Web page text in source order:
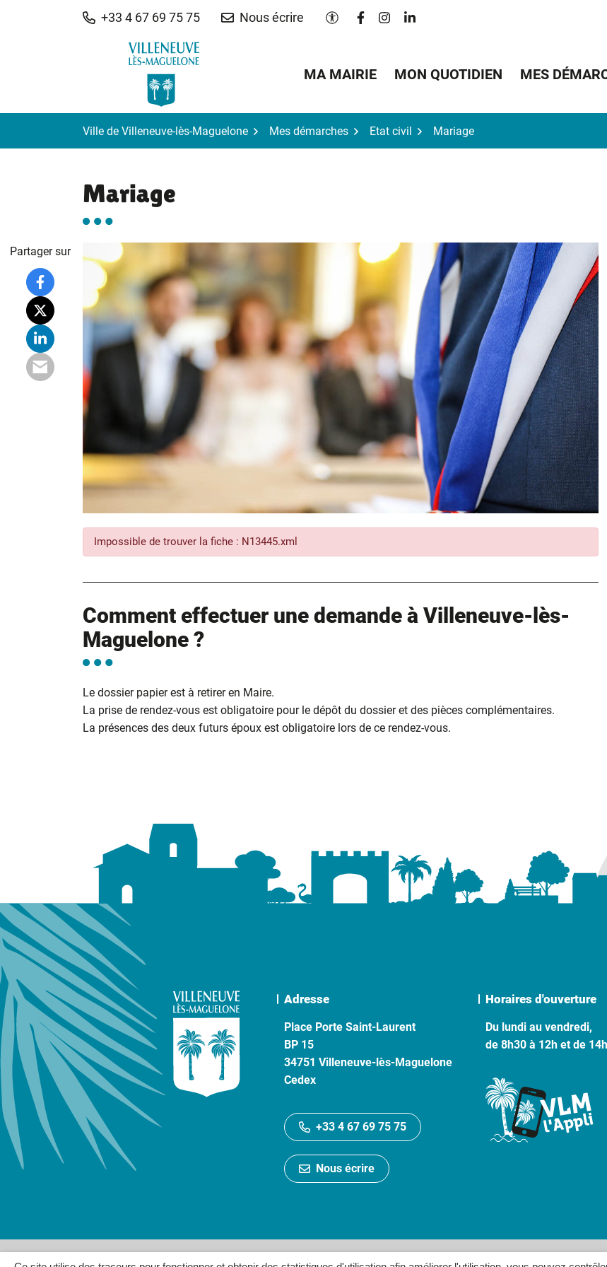
+33 4 67 69 75 75 Nous écrire Paramètres d'accessibilité
Lien vers le compte Facebook
Lien vers le compte Instagram
Lien vers le compte Linkedin
MA MAIRIE MON QUOTIDIEN MES
Ville de Villeneuve-lès-Maguelone Mes démarches Etat civil Mariage
Mariage
Impossible de trouver la fiche : N13445.xml
Comment effectuer une demande à Villeneuve-lès-
Maguelone ?
Le dossier papier est à retirer en Maire.
La prise de rendez-vous est obligatoire pour le dépôt du dossier et des pièces complémentaires.
La présences des deux futurs époux est obligatoire lors de ce rendez-vous.
Partager sur
Adresse
Place Porte Saint-Laurent
BP 15
34751 Villeneuve-lès-Maguelone
Cedex
+33 4 67 69 75 75
Nous écrire
Horaires d'ouverture
Du lundi au vendredi,
de 8h30 à 12h et de